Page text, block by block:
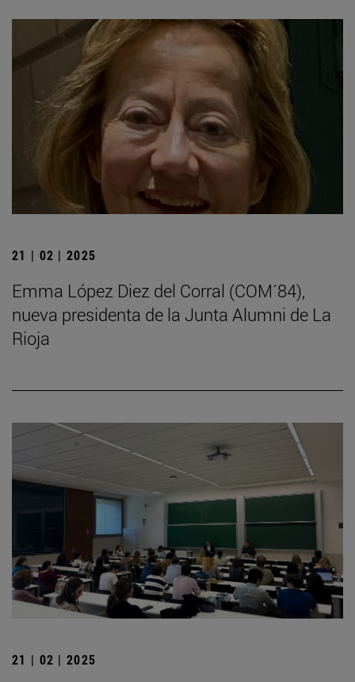
21 | 02 | 2025
Emma López Diez del Corral (COM´84),
nueva presidenta de la Junta Alumni de La
Rioja
21 | 02 | 2025